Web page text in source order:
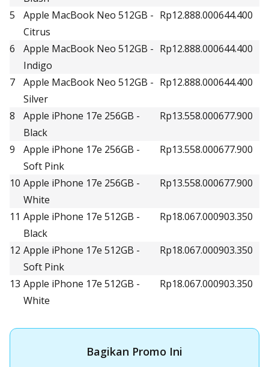
5
Apple MacBook Neo 512GB -
Citrus
Rp12.888.000644.400
6
Apple MacBook Neo 512GB -
Indigo
Rp12.888.000644.400
7
Apple MacBook Neo 512GB -
Silver
Rp12.888.000644.400
8
Apple iPhone 17e 256GB -
Black
Rp13.558.000677.900
9
Apple iPhone 17e 256GB -
Soft Pink
Rp13.558.000677.900
10 Apple iPhone 17e 256GB -
White
Rp13.558.000677.900
11 Apple iPhone 17e 512GB -
Black
Rp18.067.000903.350
12 Apple iPhone 17e 512GB -
Soft Pink
Rp18.067.000903.350
13 Apple iPhone 17e 512GB -
White
Rp18.067.000903.350
Bagikan Promo Ini